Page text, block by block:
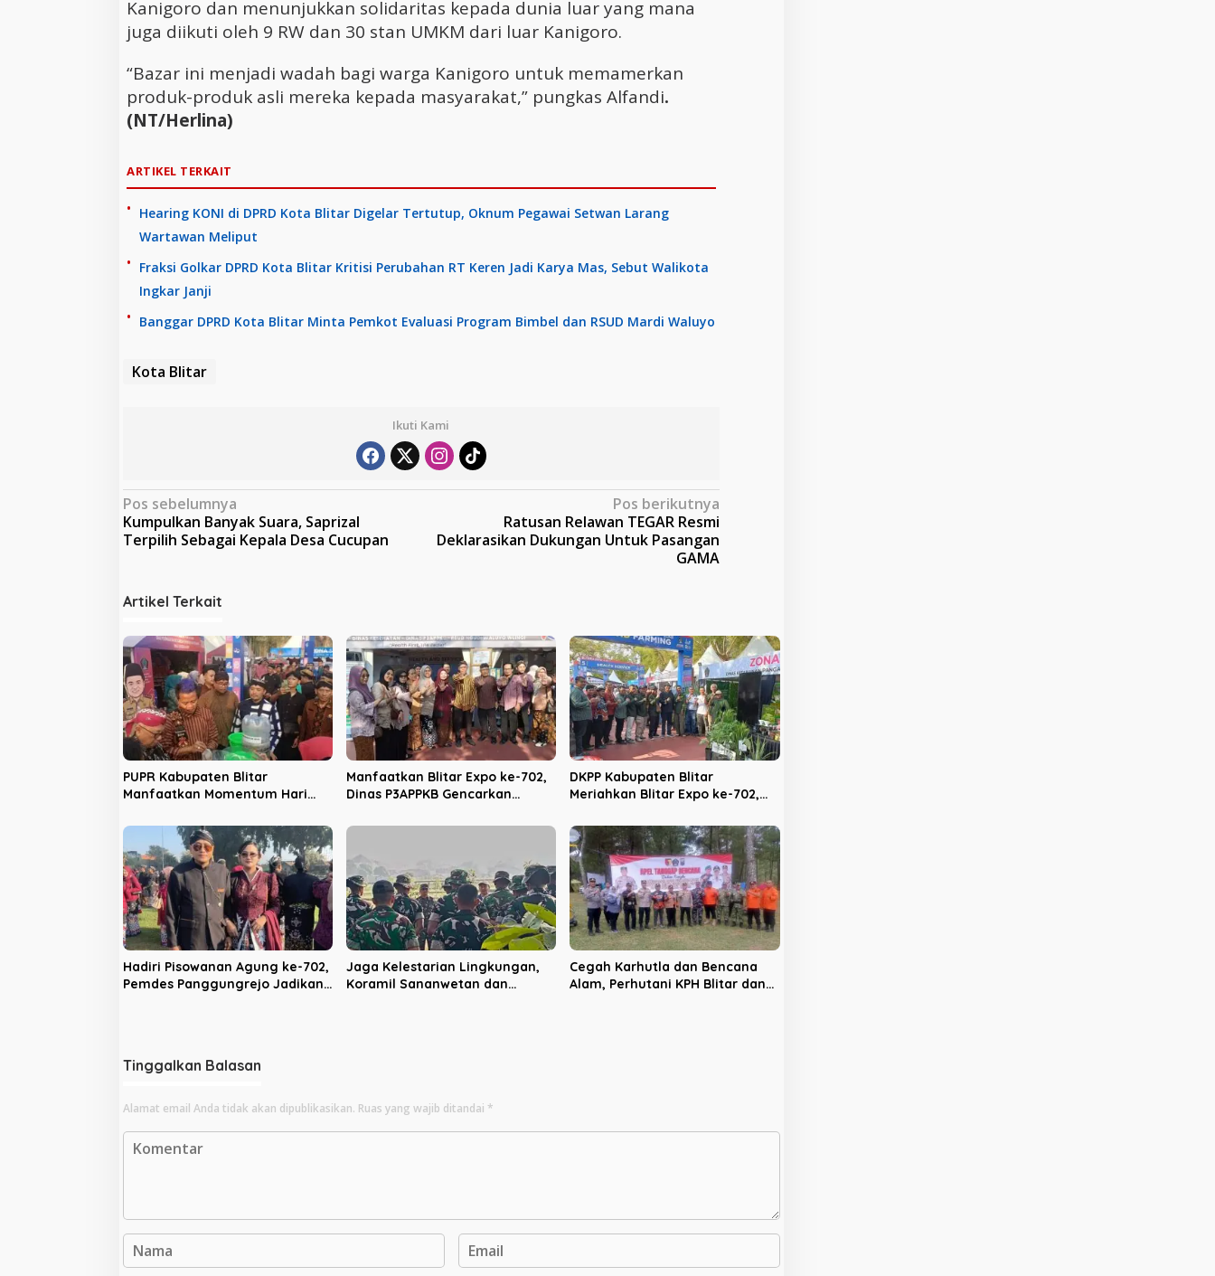
Kanigoro dan menunjukkan solidaritas kepada dunia luar yang mana
juga diikuti oleh 9 RW dan 30 stan UMKM dari luar Kanigoro.
“Bazar ini menjadi wadah bagi warga Kanigoro untuk memamerkan
produk-produk asli mereka kepada masyarakat,” pungkas Alfandi.
(NT/Herlina)
ARTIKEL TERKAIT
Hearing KONI di DPRD Kota Blitar Digelar Tertutup, Oknum Pegawai Setwan Larang
Wartawan Meliput
Fraksi Golkar DPRD Kota Blitar Kritisi Perubahan RT Keren Jadi Karya Mas, Sebut Walikota
Ingkar Janji
Banggar DPRD Kota Blitar Minta Pemkot Evaluasi Program Bimbel dan RSUD Mardi Waluyo
Kota Blitar
Ikuti Kami
N
a
g
a
s
i
p
o
s
Pos sebelumnya
Kumpulkan Banyak Suara, Saprizal
Terpilih Sebagai Kepala Desa Cucupan
Pos berikutnya
Ratusan Relawan TEGAR Resmi
Deklarasikan Dukungan Untuk Pasangan
GAMA
Artikel Terkait
PUPR Kabupaten Blitar
Manfaatkan Momentum Hari
Pelayanan Publik
Manfaatkan Blitar Expo ke-702,
Dinas P3APPKB Gencarkan
Kekerasan Anak
DKPP Kabupaten Blitar
Meriahkan Blitar Expo ke-702,
Modern dan Produk Unggulan
Hadiri Pisowanan Agung ke-702,
Pemdes Panggungrejo Jadikan
Jaga Kelestarian Lingkungan,
Koramil Sananwetan dan
Cegah Karhutla dan Bencana
Alam, Perhutani KPH Blitar dan
Tinggalkan Balasan
Alamat email Anda tidak akan dipublikasikan. Ruas yang wajib ditandai *